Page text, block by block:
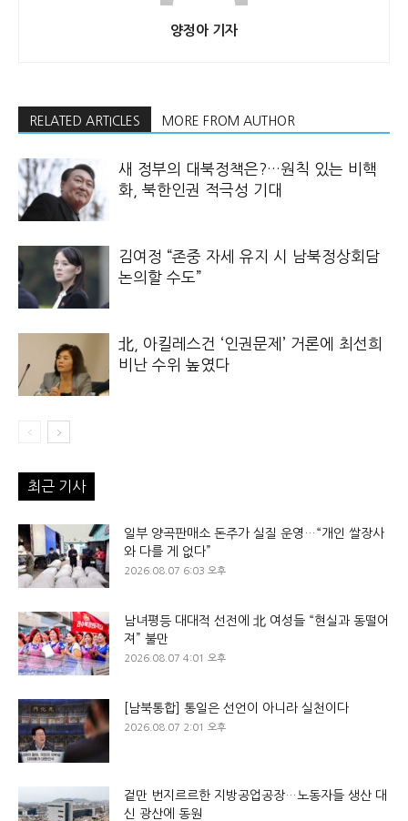
양정아 기자
RELATED ARTICLES MORE FROM AUTHOR
새 정부의 대북정책은?…원칙 있는 비핵
화, 북한인권 적극성 기대
김여정 “존중 자세 유지 시 남북정상회담
논의할 수도”
北, 아킬레스건 ‘인권문제’ 거론에 최선희
비난 수위 높였다
최근 기사
일부 양곡판매소 돈주가 실질 운영…“개인 쌀장사
와 다를 게 없다”
2026.08.07 6:03 오후
남녀평등 대대적 선전에 北 여성들 “현실과 동떨어
져” 불만
2026.08.07 4:01 오후
[남북통합] 통일은 선언이 아니라 실천이다
2026.08.07 2:01 오후
겉만 번지르르한 지방공업공장…노동자들 생산 대
신 광산에 동원